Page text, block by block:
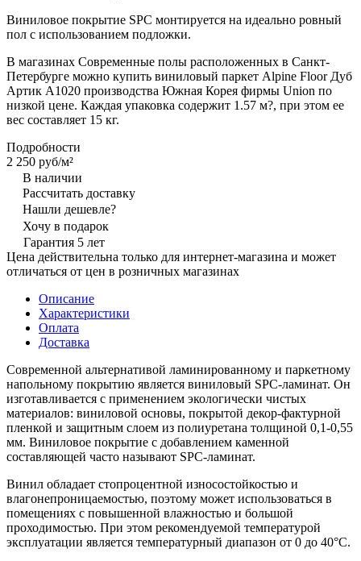
Виниловое покрытие SPC монтируется на идеально ровный
пол с использованием подложки.
В магазинах Современные полы расположенных в Санкт-
Петербурге можно купить виниловый паркет Alpine Floor Дуб
Артик А1020 производства Южная Корея фирмы Union по
низкой цене. Каждая упаковка содержит 1.57 м?, при этом ее
вес составляет 15 кг.
Подробности
2 250 руб/м²
В наличии
Рассчитать доставку
Нашли дешевле?
Хочу в подарок
Гарантия 5 лет
Цена действительна только для интернет-магазина и может
отличаться от цен в розничных магазинах
Описание
Характеристики
Оплата
Доставка
Современной альтернативой ламинированному и паркетному
напольному покрытию является виниловый SPC-ламинат. Он
изготавливается с применением экологически чистых
материалов: виниловой основы, покрытой декор-фактурной
пленкой и защитным слоем из полиуретана толщиной 0,1-0,55
мм. Виниловое покрытие с добавлением каменной
составляющей часто называют SPC-ламинат.
Винил обладает стопроцентной износостойкостью и
влагонепроницаемостью, поэтому может использоваться в
помещениях с повышенной влажностью и большой
проходимостью. При этом рекомендуемой температурой
эксплуатации является температурный диапазон от 0 до 40°С.